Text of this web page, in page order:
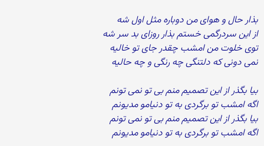
بذار حال و هوای من دوباره مثل اول شه
از این سردرگمی خستم بذار روزای بد سر شه
توی خلوت من امشب چقدر جای تو خالیه
نمی دونی که دلتنگی چه رنگی و چه حالیه
بیا بگذر از این تصمیم منم بی تو نمی تونم
اگه امشب تو برگردی به تو دنیامو مدیونم
بیا بگذر از این تصمیم منم بی تو نمی تونم
اگه امشب تو برگردی به تو دنیامو مدیونم